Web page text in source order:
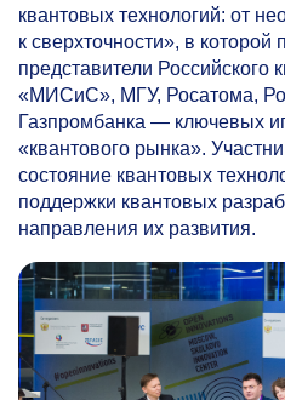
квантовых технологий: от
к сверхточности», в которой
представители Российского
«МИСиС», МГУ, Росатома,
Газпромбанка — ключевых
«квантового рынка».
состояние квантовых
поддержки квантовых
направления их развития.